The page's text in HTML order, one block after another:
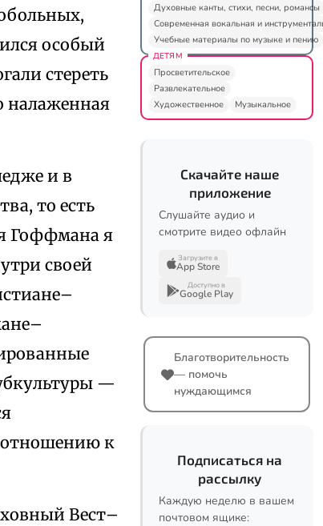
особый
стереть
налаженная
и в
то есть
Гоффмана я
своей
—
отношению к
Вест–
Духовные канты, стихи, песни, романсы
Современная вокальная и
Учебные материалы по музыке и пению
ДЕТЯМ
Просветительское
Развлекательное
Художественное
Музыкальное
Скачайте наше
приложение
Слушайте аудио и
смотрите видео офлайн
Загрузите в
App Store
Доступно в
Google Play
Благотворительность
— помочь
нуждающимся
Подписаться на
рассылку
Каждую неделю в вашем
почтовом ящике: